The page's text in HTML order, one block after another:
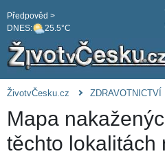
DNES: 25.5°C
Předpověd >
ŽivotvČesku.cz ZDRAVOTNICTVÍ
Mapa
těchto lokalitách